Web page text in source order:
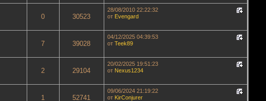
0 30523
28/08/2010 22:22:32
от Evengard
7 39028
04/12/2025 04:39:53
отTeek89
2 29104
20/02/2025 19:51:23
от Nexus1234
1 52741
09/06/2024 21:19:22
от KirConjurer